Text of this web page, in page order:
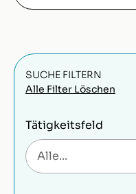
SUCHE FILTERN
Alle Filter Löschen
Tätigkeitsfeld